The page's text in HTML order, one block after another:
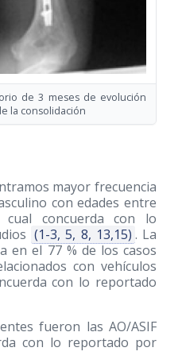
de 3 meses de evolución
la consolidación
mayor frecuencia
con edades entre
concuerda con lo
(1-3, 5, 8, 13,15) . La
en el 77 % de los casos
con vehículos
con lo reportado
fueron las AO/ASIF
con lo reportado por